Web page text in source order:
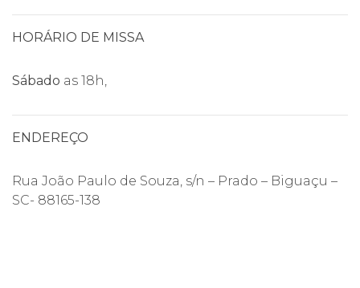
HORÁRIO DE MISSA
Sábado as 18h,
ENDEREÇO
Rua João Paulo de Souza, s/n – Prado – Biguaçu –
SC- 88165-138